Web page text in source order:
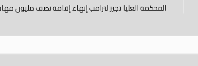
المحكمة العليا تجيز لترامب إنهاء إقامة نصف مليون